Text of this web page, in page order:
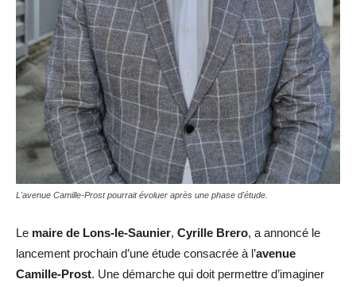
L'avenue Camille-Prost pourrait évoluer après une phase d'étude.
Le maire de Lons-le-Saunier, Cyrille Brero, a annoncé le
lancement prochain d’une étude consacrée à l’avenue
Camille-Prost. Une démarche qui doit permettre d’imaginer